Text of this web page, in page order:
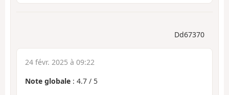
Dd67370
24 févr. 2025 à 09:22
Note globale : 4.7 / 5